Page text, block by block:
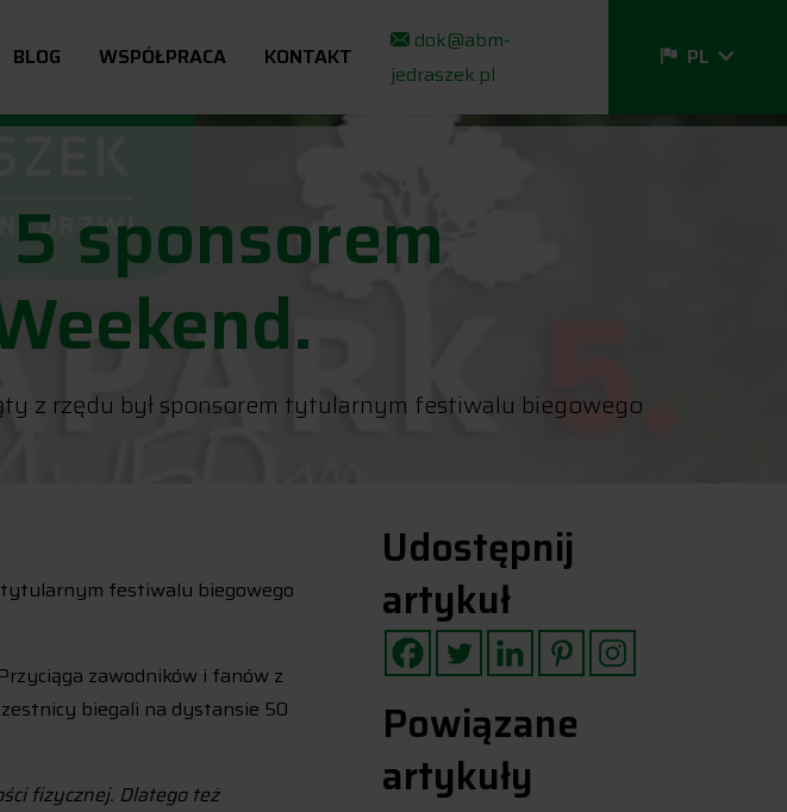
BLOG WSPÓŁPRACA KONTAKT
dok@abm-
jedraszek.pl
PL
EN
sponsorem
z rzędu był sponsorem tytularnym festiwalu biegowego
tytularnym festiwalu biegowego
zawodników i fanów z
biegali na dystansie 50
fizycznej. Dlatego też
Udostępnij
artykuł
Powiązane
artykuły